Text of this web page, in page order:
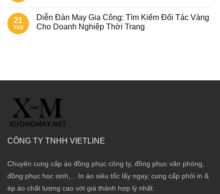
21
Th9
Diễn Đàn May Gia Công: Tìm Kiếm Đối Tác Vàng
Cho Doanh Nghiệp Thời Trang
CÔNG TY TNHH VIETLINE
Chuyên cung cấp áo đồng phục công ty, đồng phục văn phòng,
đồng phục học sinh,... In áo siêu tốc lấy ngay, cung cấp phôi in &
ép áo chất lượng cao với giá thành hợp lý nhất.